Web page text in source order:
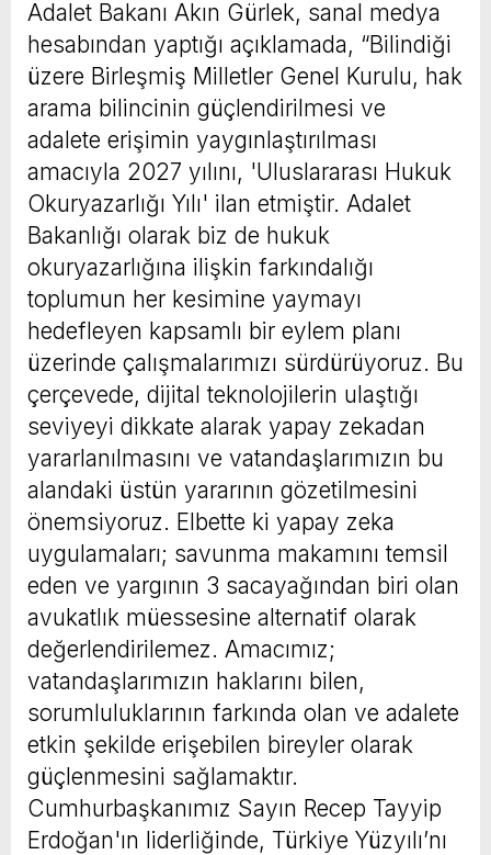
Adalet Bakanı Akın Gürlek, sanal medya
hesabından yaptığı açıklamada, “Bilindiği
üzere Birleşmiş Milletler Genel Kurulu, hak
arama bilincinin güçlendirilmesi ve
adalete erişimin yaygınlaştırılması
amacıyla 2027 yılını, 'Uluslararası Hukuk
Okuryazarlığı Yılı' ilan etmiştir. Adalet
Bakanlığı olarak biz de hukuk
okuryazarlığına ilişkin farkındalığı
toplumun her kesimine yaymayı
hedefleyen kapsamlı bir eylem planı
üzerinde çalışmalarımızı sürdürüyoruz. Bu
çerçevede, dijital teknolojilerin ulaştığı
seviyeyi dikkate alarak yapay zekadan
yararlanılmasını ve vatandaşlarımızın bu
alandaki üstün yararının gözetilmesini
önemsiyoruz. Elbette ki yapay zeka
uygulamaları; savunma makamını temsil
eden ve yargının 3 sacayağından biri olan
avukatlık müessesine alternatif olarak
değerlendirilemez. Amacımız;
vatandaşlarımızın haklarını bilen,
sorumluluklarının farkında olan ve adalete
etkin şekilde erişebilen bireyler olarak
güçlenmesini sağlamaktır.
Cumhurbaşkanımız Sayın Recep Tayyip
Erdoğan'ın liderliğinde, Türkiye Yüzyılı’nı